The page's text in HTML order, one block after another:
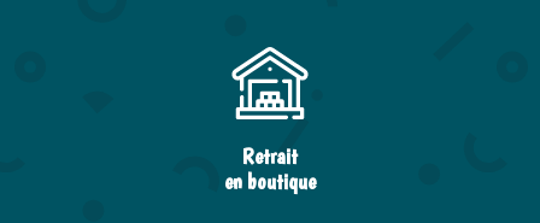
Retrait
en boutique